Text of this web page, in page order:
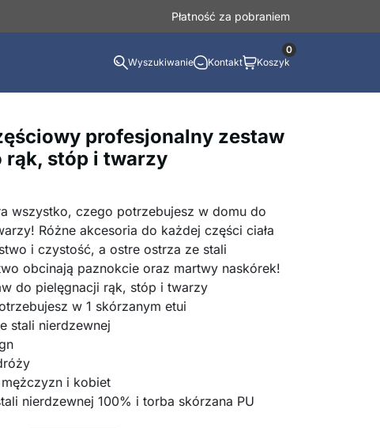
Płatność za pobraniem
Wyszukiwanie Kontakt Koszyk
0
profesjonalny zestaw
rąk, stóp i twarzy
wszystko, czego potrzebujesz w domu do
Różne akcesoria do każdej części ciała
i czystość, a ostre ostrza ze stali
obcinają paznokcie oraz martwy naskórek!
do pielęgnacji rąk, stóp i twarzy
w 1 skórzanym etui
stali nierdzewnej
i kobiet
nierdzewnej 100% i torba skórzana PU